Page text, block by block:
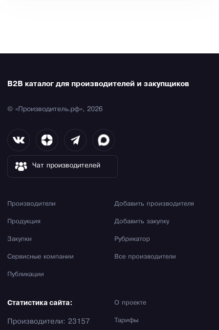
B2B каталог для производителей и закупщиков
© «Производитель.рф», 2026
Чат производителей
Производители
Продукция
Закупки
Сервисные компании
Публикации
Добавить производителя
Добавить закупку
Рубрикатор
Все производители
О проекте
Тарифы
Статистика сайта:
Производители: 23157